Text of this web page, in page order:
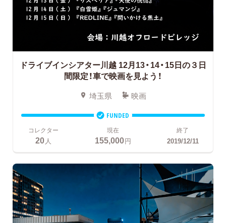
ドライブインシアター川越 12月13・14・15日の３日
間限定！車で映画を見よう！
埼玉県 映画
FUNDED
コレクター
20人
現在
155,000円
終了
2019/12/11